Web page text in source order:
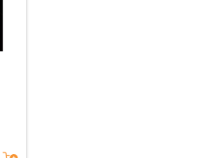
Ajouter au panier